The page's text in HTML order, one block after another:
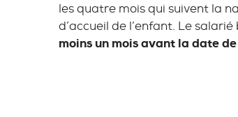
les quatre mois qui suivent la
d’accueil de l’enfant. Le
moins un mois avant la date